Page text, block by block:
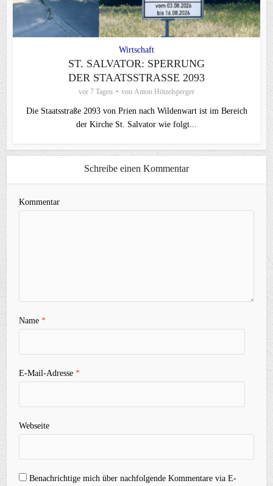
Wirtschaft
ST. SALVATOR: SPERRUNG
DER STAATSSTRASSE 2093
vor 7 Tagen von Anton Hötzelsperger
Die Staatsstraße 2093 von Prien nach Wildenwart ist im Bereich
der Kirche St. Salvator wie folgt...
Schreibe einen Kommentar
Kommentar
Name*
E-Mail-Adresse*
Webseite
Benachrichtige mich über nachfolgende Kommentare via E-